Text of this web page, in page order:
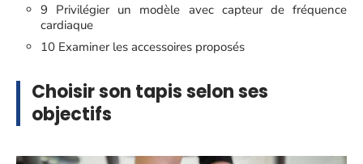
9 Privilégier un modèle avec capteur de fréquence
cardiaque
10 Examiner les accessoires proposés
Choisir son tapis selon ses
objectifs